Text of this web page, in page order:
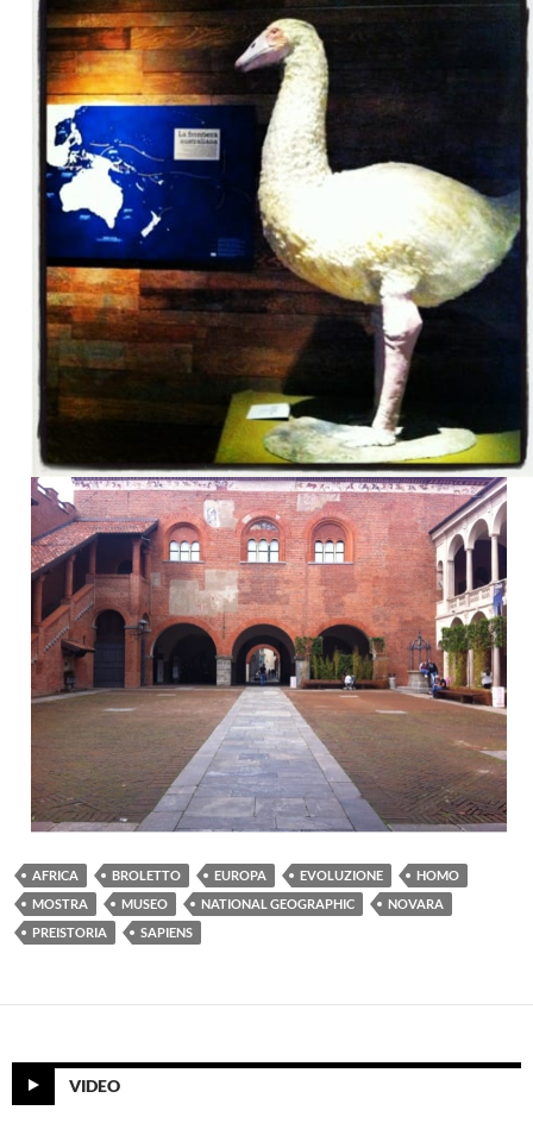
AFRICA BROLETTO EUROPA EVOLUZIONE
HOMO
MOSTRA
MUSEO NATIONAL GEOGRAPHIC
NOVARA
PREISTORIA
SAPIENS
VIDEO